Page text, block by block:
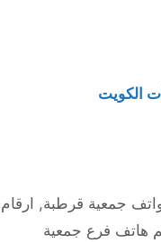
الكويت
جمعية قرطبة,
هاتف فرع جمعية